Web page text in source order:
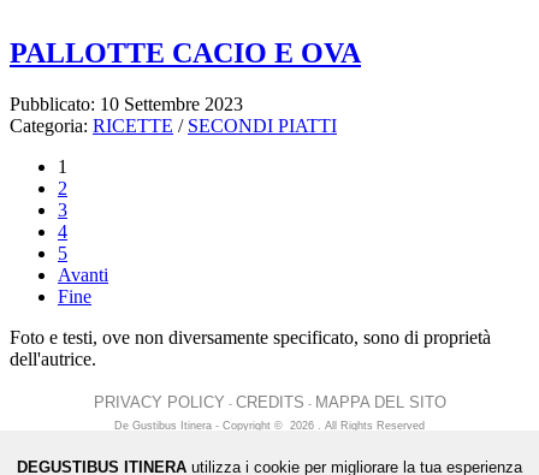
PALLOTTE CACIO E OVA
Pubblicato: 10 Settembre 2023
Categoria: RICETTE / SECONDI PIATTI
1
2
3
4
5
Avanti
Fine
Foto e testi, ove non diversamente specificato, sono di proprietà
dell'autrice.
PRIVACY POLICY - CREDITS - MAPPA DEL SITO
De Gustibus Itinera - Copyright © 2026 . All Rights Reserved
LOGIN
DEGUSTIBUS ITINERA utilizza i cookie per migliorare la tua esperienza